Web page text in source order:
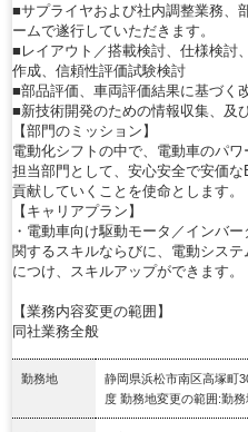
■サプライヤおよび社内調整業務、
ームで遂行していただきます。
■レイアウト／搭載検討、仕様検討
作成、信頼性評価試験検討
■部品評価、車両評価結果に基づく
■新技術開発のための情報収集、及
【部門のミッション】
電動化シフトの中で、電動車のパ
担当部門として、安心安全で安価
貢献していくことを使命とします。
【キャリアプラン】
・電動車向け駆動モータ／インバ
関するスキルならびに、電動シス
につけ、スキルアップができます。
【業務内容変更の範囲】
同社業務全般
勤務地
静岡県浜松市南区高塚町
度 勤務地変更の範囲:勤